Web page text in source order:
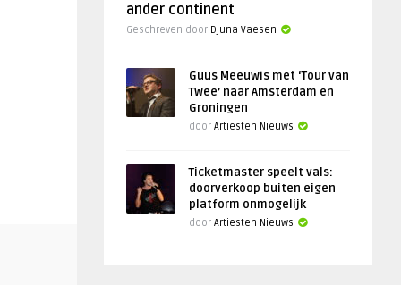
ander continent
Geschreven door Djuna Vaesen
Guus Meeuwis met ‘Tour van
Twee’ naar Amsterdam en
Groningen
door Artiesten Nieuws
Ticketmaster speelt vals:
doorverkoop buiten eigen
platform onmogelijk
door Artiesten Nieuws